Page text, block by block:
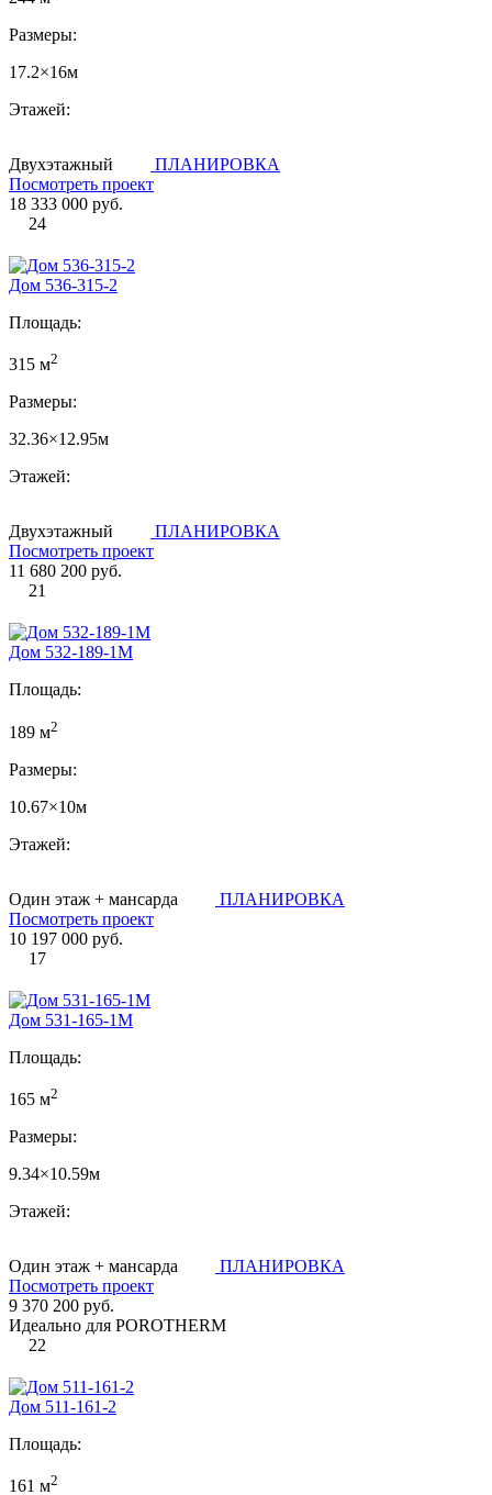
Размеры:
17.2×16м
Этажей:
Двухэтажный
ПЛАНИРОВКА
Посмотреть проект
18 333 000 руб.
24
Дом 536-315-2
Площадь:
315 м2
Размеры:
32.36×12.95м
Этажей:
Двухэтажный
ПЛАНИРОВКА
Посмотреть проект
11 680 200 руб.
21
Дом 532-189-1М
Площадь:
189 м2
Размеры:
10.67×10м
Этажей:
Один этаж + мансарда
ПЛАНИРОВКА
Посмотреть проект
10 197 000 руб.
17
Дом 531-165-1М
Площадь:
165 м2
Размеры:
9.34×10.59м
Этажей:
Один этаж + мансарда
ПЛАНИРОВКА
Посмотреть проект
9 370 200 руб.
Идеально для POROTHERM
22
Дом 511-161-2
Площадь:
161 м2